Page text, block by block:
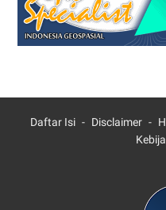
Daftar Isi Disclaimer